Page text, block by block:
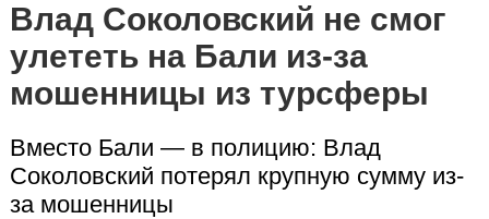
Влад Соколовский не смог
улететь на Бали из-за
мошенницы из турсферы
Вместо Бали — в полицию: Влад
Соколовский потерял крупную сумму из-
за мошенницы